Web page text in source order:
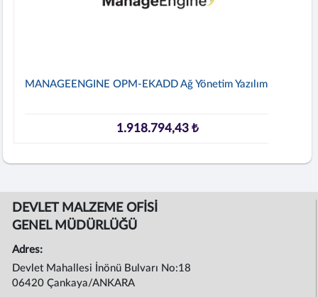
MANAGEENGINE OPM-EKADD Ağ Yönetim Yazılımı
1.918.794,43 ₺
DEVLET MALZEME OFİSİ
GENEL MÜDÜRLÜĞÜ
Adres:
Devlet Mahallesi İnönü Bulvarı No:18
06420 Çankaya/ANKARA